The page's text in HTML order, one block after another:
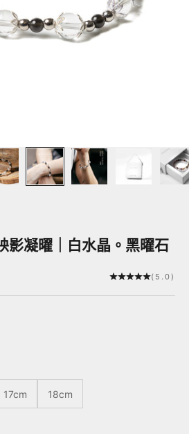
凝曜｜白水晶。黑曜石
(5.0)
17cm 18cm